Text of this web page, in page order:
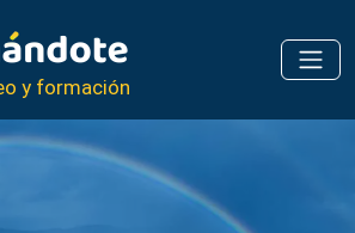
y formación